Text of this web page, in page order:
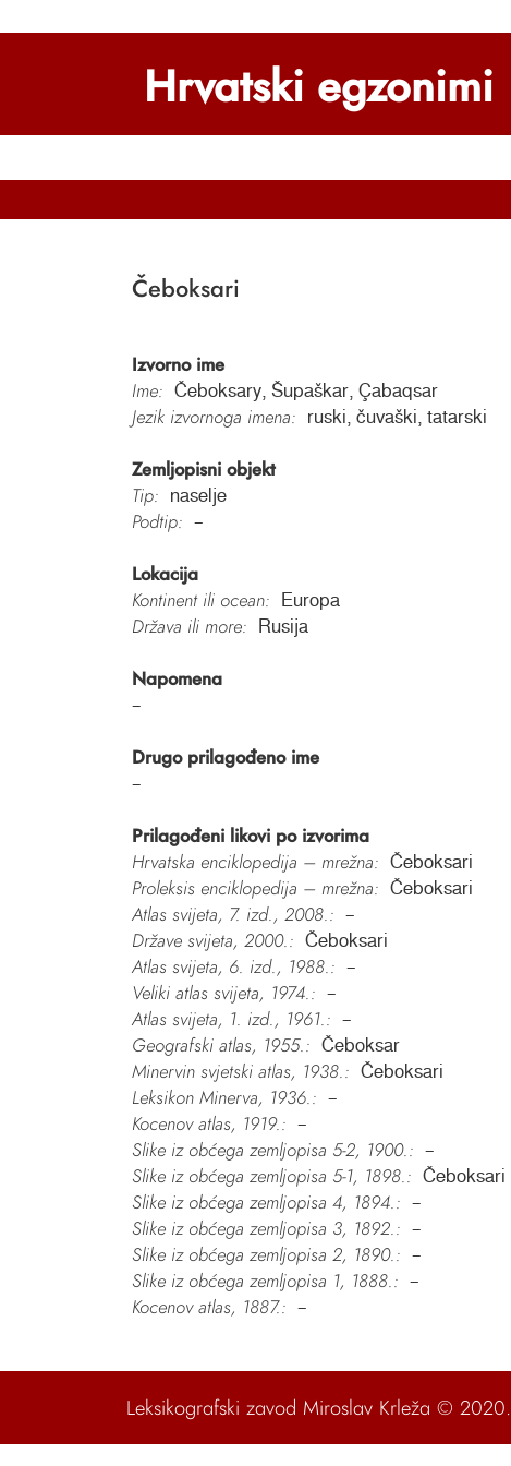
Hrvatski egzonimi
Čeboksari
Izvorno ime
Ime:
Čeboksary, Šupaškar, Çabaqsar
Jezik izvornoga imena: ruski, čuvaški, tatarski
Zemljopisni objekt
Tip:
naselje
Podtip: –
Lokacija
Kontinent ili ocean:
Europa
Država ili more: Rusija
Napomena
–
Drugo prilagođeno ime
–
Prilagođeni likovi po izvorima
Hrvatska enciklopedija – mrežna:
Čeboksari
Proleksis enciklopedija – mrežna: Čeboksari
Atlas svijeta, 7. izd., 2008.: –
Države svijeta, 2000.: Čeboksari
Atlas svijeta, 6. izd., 1988.: –
Veliki atlas svijeta, 1974.: –
Atlas svijeta, 1. izd., 1961.: –
Geografski atlas, 1955.: Čeboksar
Minervin svjetski atlas, 1938.: Čeboksari
Leksikon Minerva, 1936.: –
Kocenov atlas, 1919.: –
Slike iz obćega zemljopisa 5-2, 1900.: –
Slike iz obćega zemljopisa 5-1, 1898.: Čeboksari
Slike iz obćega zemljopisa 4, 1894.: –
Slike iz obćega zemljopisa 3, 1892.: –
Slike iz obćega zemljopisa 2, 1890.: –
Slike iz obćega zemljopisa 1, 1888.: –
Kocenov atlas, 1887.: –
Leksikografski zavod Miroslav Krleža © 2020.